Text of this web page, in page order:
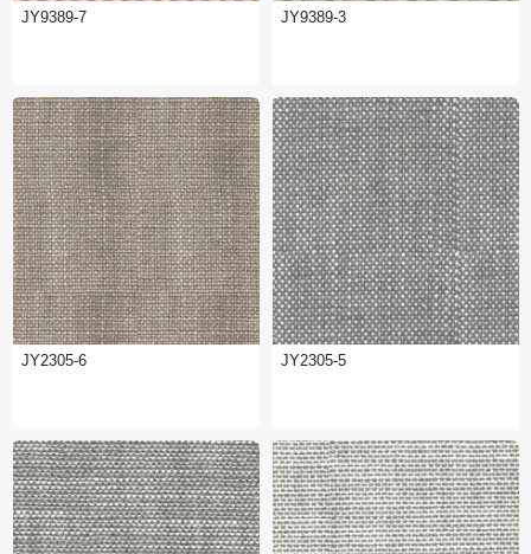
JY9389-7 JY9389-3
JY2305-6 JY2305-5